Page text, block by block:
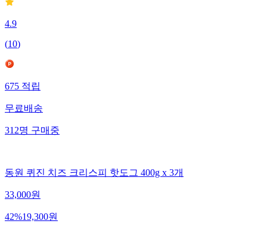
4.9
(10)
675적립
무료배송
312명구매중
동원 퀴진 치즈 크리스피 핫도그 400g x 3개
33,000원
42%19,300원